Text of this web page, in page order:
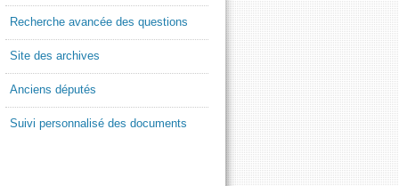
Recherche avancée des questions
Site des archives
Anciens députés
Suivi personnalisé des documents